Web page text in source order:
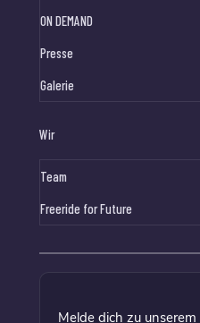
ON DEMAND
Presse
Galerie
Wir
Team
Freeride for Future
Melde dich zu